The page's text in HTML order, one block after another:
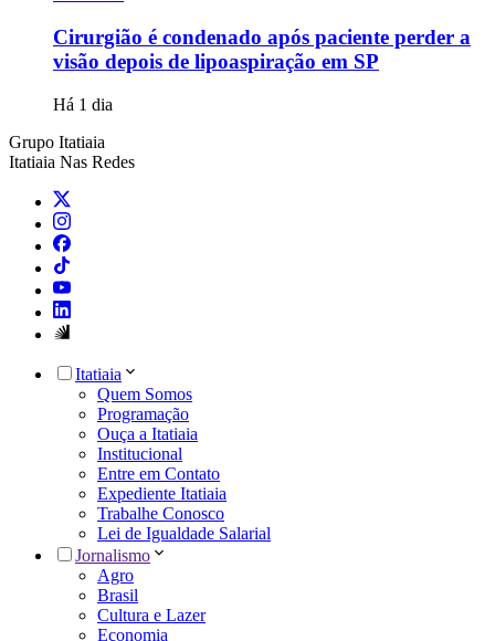
Cirurgião é condenado após paciente perder a
visão depois de lipoaspiração em SP
Há 1 dia
Grupo Itatiaia
Itatiaia Nas Redes
Itatiaia
Quem Somos
Programação
Ouça a Itatiaia
Institucional
Entre em Contato
Expediente Itatiaia
Trabalhe Conosco
Lei de Igualdade Salarial
Jornalismo
Agro
Brasil
Cultura e Lazer
Economia